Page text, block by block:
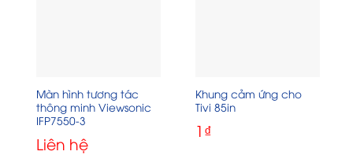
Màn hình tương tác
thông minh Viewsonic
IFP7550-3
Liên hệ
Khung cảm ứng cho
Tivi 85in
1₫